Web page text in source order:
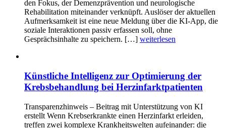
den Fokus, der Demenzprävention und neurologische
Rehabilitation miteinander verknüpft. Auslöser der aktuellen
Aufmerksamkeit ist eine neue Meldung über die KI-App, die
soziale Interaktionen passiv erfassen soll, ohne
Gesprächsinhalte zu speichern. […] weiterlesen
Künstliche Intelligenz zur Optimierung der
Krebsbehandlung bei Herzinfarktpatienten
Transparenzhinweis – Beitrag mit Unterstützung von KI
erstellt Wenn Krebserkrankte einen Herzinfarkt erleiden,
treffen zwei komplexe Krankheitswelten aufeinander: die